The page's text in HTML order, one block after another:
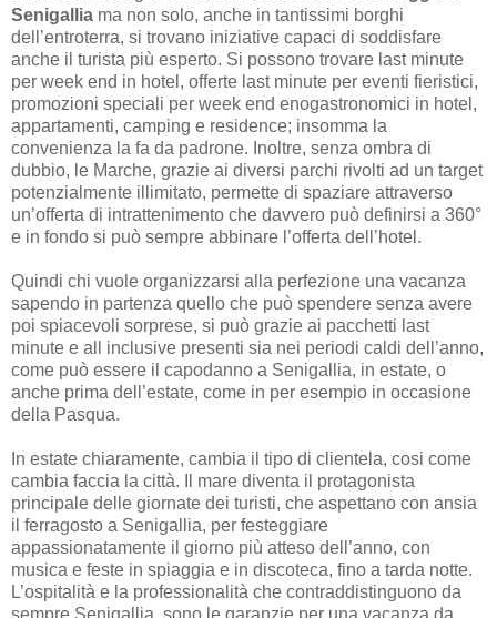
Senigallia ma non solo, anche in tantissimi borghi
dell’entroterra, si trovano iniziative capaci di soddisfare
anche il turista più esperto. Si possono trovare last minute
per week end in hotel, offerte last minute per eventi fieristici,
promozioni speciali per week end enogastronomici in hotel,
appartamenti, camping e residence; insomma la
convenienza la fa da padrone. Inoltre, senza ombra di
dubbio, le Marche, grazie ai diversi parchi rivolti ad un target
potenzialmente illimitato, permette di spaziare attraverso
un’offerta di intrattenimento che davvero può definirsi a 360°
e in fondo si può sempre abbinare l’offerta dell’hotel.
Quindi chi vuole organizzarsi alla perfezione una vacanza
sapendo in partenza quello che può spendere senza avere
poi spiacevoli sorprese, si può grazie ai pacchetti last
minute e all inclusive presenti sia nei periodi caldi dell’anno,
come può essere il capodanno a Senigallia, in estate, o
anche prima dell’estate, come in per esempio in occasione
della Pasqua.
In estate chiaramente, cambia il tipo di clientela, cosi come
cambia faccia la città. Il mare diventa il protagonista
principale delle giornate dei turisti, che aspettano con ansia
il ferragosto a Senigallia, per festeggiare
appassionatamente il giorno più atteso dell’anno, con
musica e feste in spiaggia e in discoteca, fino a tarda notte.
L’ospitalità e la professionalità che contraddistinguono da
sempre Senigallia, sono le garanzie per una vacanza da